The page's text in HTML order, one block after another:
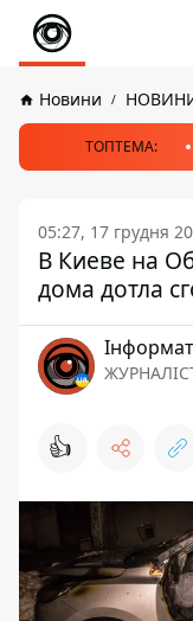
Новини
ТОПТЕМА:
05:27, 17 грудня
В Киеве на
дома дотла
👍